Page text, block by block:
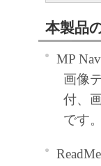
本製品
MP
画像
付、
です。